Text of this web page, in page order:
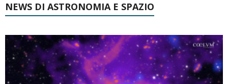
NEWS DI ASTRONOMIA E SPAZIO